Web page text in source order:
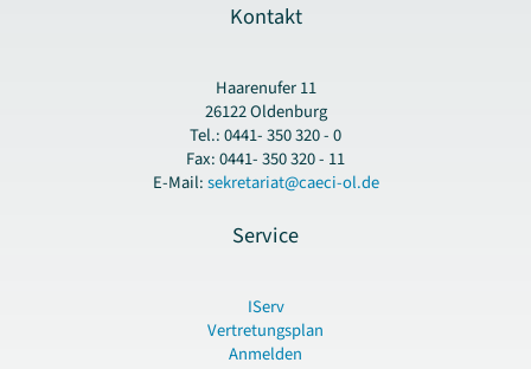
Kontakt
Haarenufer 11
26122 Oldenburg
Tel.: 0441- 350 320 - 0
Fax: 0441- 350 320 - 11
E-Mail:sekretariat@caeci-ol.de
Service
IServ
Vertretungsplan
Anmelden